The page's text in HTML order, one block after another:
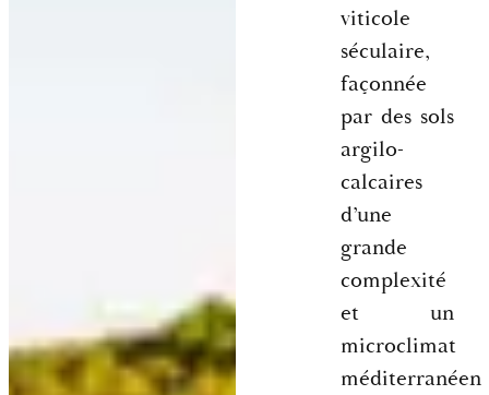
viticole
séculaire,
façonnée
par des sols
argilo-
calcaires
d’une
grande
complexité
et un
microclimat
méditerranéen